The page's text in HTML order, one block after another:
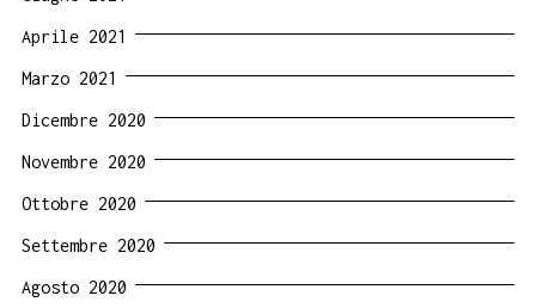
Aprile 2021
Marzo 2021
Dicembre 2020
Novembre 2020
Ottobre 2020
Settembre 2020
Agosto 2020